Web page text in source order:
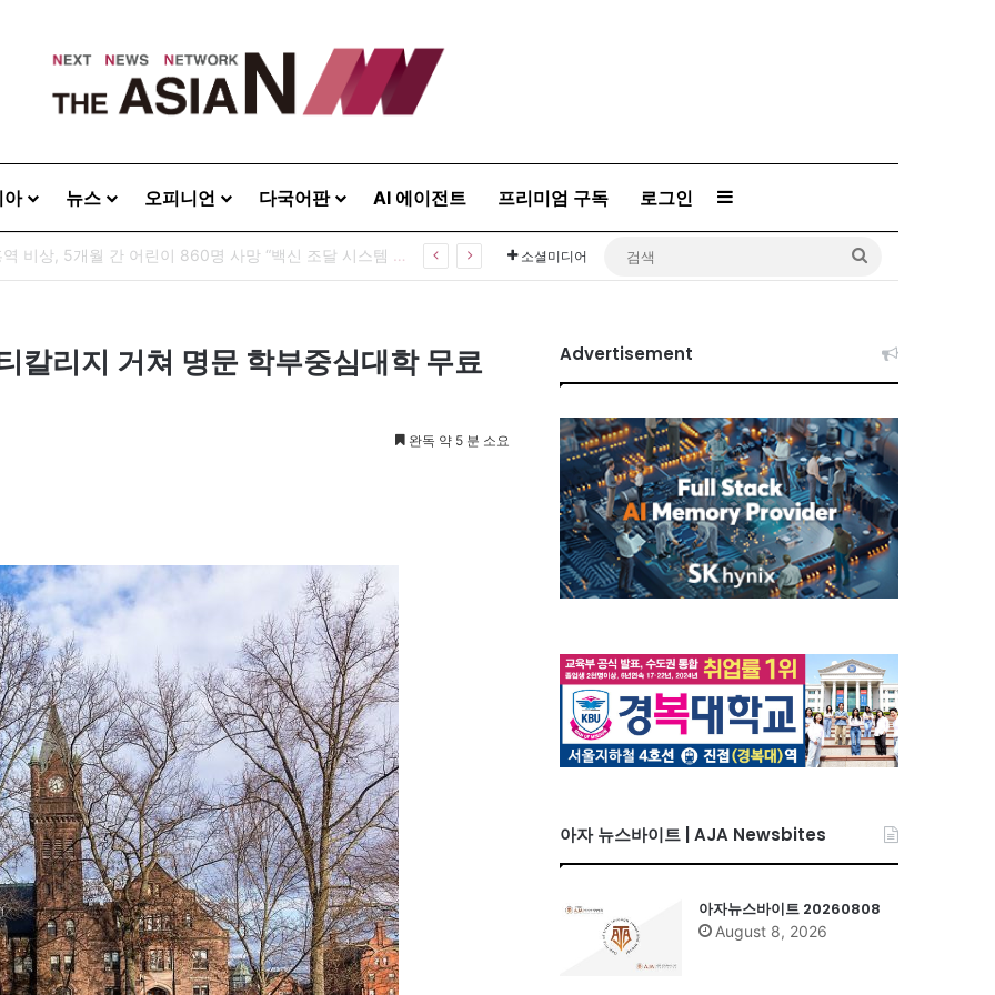
아 뉴스 오피니언 다국어판 AI 에이전트 프리미엄 구독 로그인 Sidebar
20260808 소셜미디어
리지 거쳐 명문 학부중심대학 무료
완독 약 5 분 소요
Advertisement
아자 뉴스바이트 | AJA Newsbites
아자뉴스바이트 20260808
August 8, 2026